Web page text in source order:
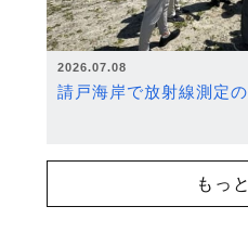
2026.07.08
請戸海岸で放射線測定
もっ